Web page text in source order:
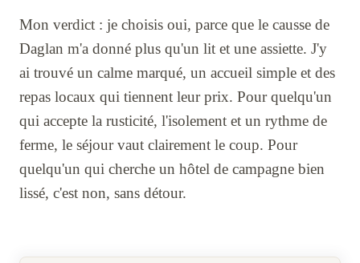
Mon verdict : je choisis oui, parce que le causse de
Daglan m'a donné plus qu'un lit et une assiette. J'y
ai trouvé un calme marqué, un accueil simple et des
repas locaux qui tiennent leur prix. Pour quelqu'un
qui accepte la rusticité, l'isolement et un rythme de
ferme, le séjour vaut clairement le coup. Pour
quelqu'un qui cherche un hôtel de campagne bien
lissé, c'est non, sans détour.